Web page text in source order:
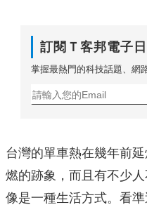
訂閱Ｔ客邦電子
掌握最熱門的科技話題、網
台灣的單車熱在幾年前
燃的跡象，而且有不少
像是一種生活方式。看